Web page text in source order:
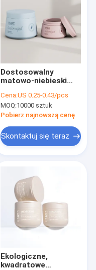
Dostosowalny
matowo-niebieski
szorowania
plastikowy z kremem
do twarzy i ciała słoik
Cena:US 0.25-0.43/pcs
MOQ:10000 sztuk
Pobierz najnowszą cenę
Skontaktuj się teraz
Ekologiczne,
kwadratowe